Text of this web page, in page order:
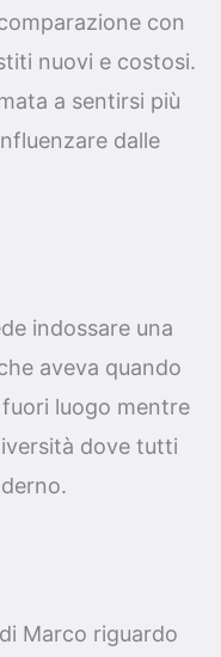
con
nuovi e costosi.
a sentirsi più
dalle
indossare una
aveva quando
luogo mentre
dove tutti
Marco riguardo